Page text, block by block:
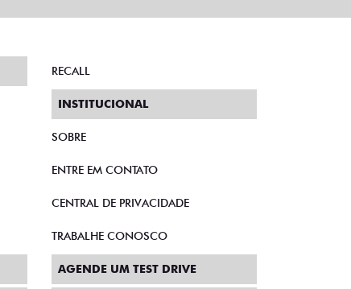
RECALL
INSTITUCIONAL
SOBRE
ENTRE EM CONTATO
CENTRAL DE PRIVACIDADE
TRABALHE CONOSCO
AGENDE UM TEST DRIVE